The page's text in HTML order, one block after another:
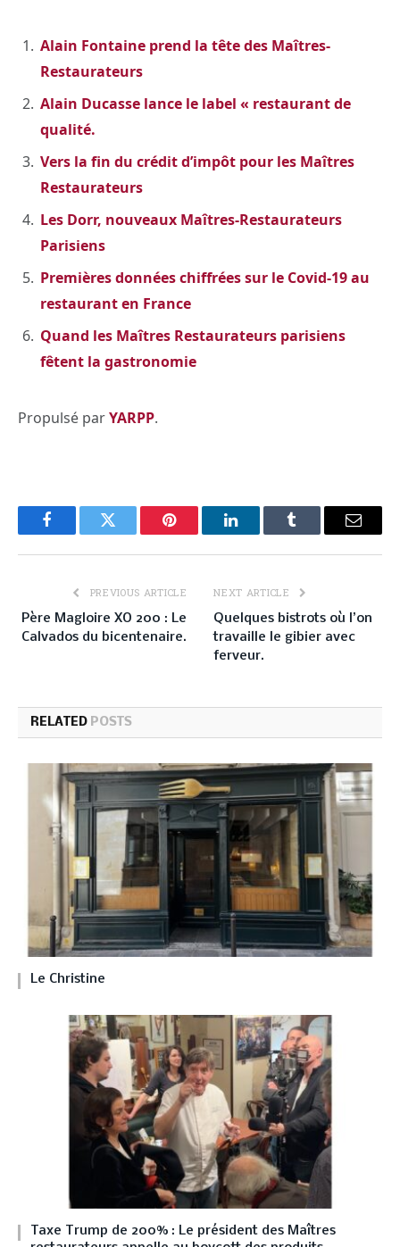
Alain Fontaine prend la tête des Maîtres-
Restaurateurs
Alain Ducasse lance le label « restaurant de
qualité.
Vers la fin du crédit d’impôt pour les Maîtres
Restaurateurs
Les Dorr, nouveaux Maîtres-Restaurateurs
Parisiens
Premières données chiffrées sur le Covid-19 au
restaurant en France
Quand les Maîtres Restaurateurs parisiens
fêtent la gastronomie
Propulsé parYARPP.
FacebookTwitter Pinterest LinkedInTumblr Email
PREVIOUS ARTICLE
Père Magloire XO 200 : Le
Calvados du bicentenaire.
NEXT ARTICLE
Quelques bistrots où l’on
travaille le gibier avec
ferveur.
RELATED POSTS
Le Christine
Taxe Trump de 200% : Le président des Maîtres